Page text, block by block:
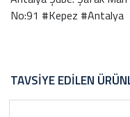
No:91 #Kepez #Antalya
TAVSIYE EDILEN